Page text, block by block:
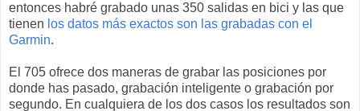
entonces habré grabado unas 350 salidas en bici y las que
tienen los datos más exactos son las grabadas con el
Garmin.
El 705 ofrece dos maneras de grabar las posiciones por
donde has pasado, grabación inteligente o grabación por
segundo. En cualquiera de los dos casos los resultados son